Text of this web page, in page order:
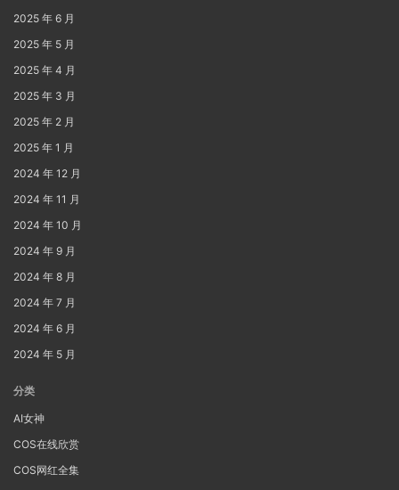
2025 年 6 月
2025 年 5 月
2025 年 4 月
2025 年 3 月
2025 年 2 月
2025 年 1 月
2024 年 12 月
2024 年 11 月
2024 年 10 月
2024 年 9 月
2024 年 8 月
2024 年 7 月
2024 年 6 月
2024 年 5 月
分类
AI女神
COS在线欣赏
COS网红全集